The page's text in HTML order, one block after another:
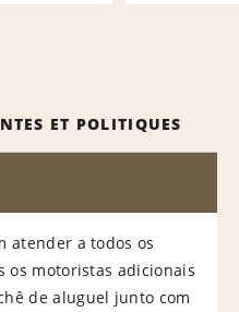
ET POLITIQUES
atender a todos os
os motoristas adicionais
de aluguel junto com